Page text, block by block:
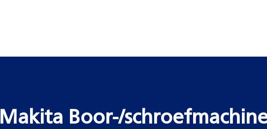
Makita Boor-/